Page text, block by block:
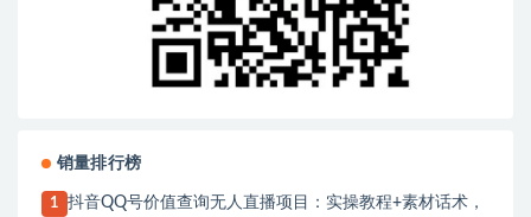
销量排行榜
1
抖音QQ号价值查询无人直播项目：实操教程+素材话术，